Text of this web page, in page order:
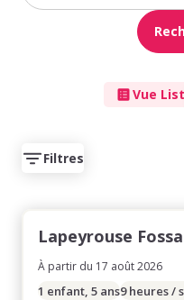
Vue
Filtres
Lapeyrouse
À partir du 17 août 2026
1 enfant, 5 ans9 heures /